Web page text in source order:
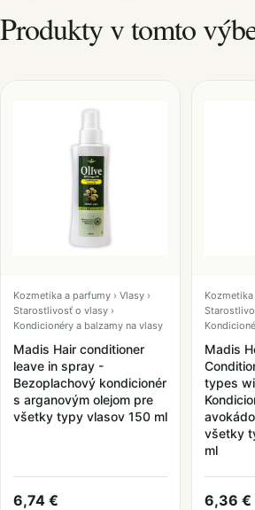
Produkty v tomto
Kozmetika a parfumy › Vlasy ›
Starostlivosť o vlasy ›
Kondicionéry a balzamy na vlasy
Madis Hair conditioner
leave in spray -
Bezoplachový kondicionér
s arganovým olejom pre
všetky typy vlasov 150 ml
6,74 €
Kozmetika
Madis
types
všetky
ml
6,36 €